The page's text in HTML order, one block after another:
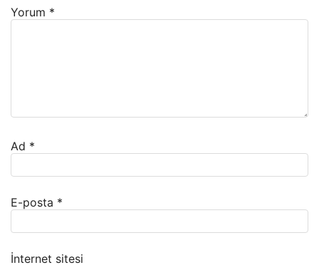
Yorum *
Ad *
E-posta *
İnternet sitesi